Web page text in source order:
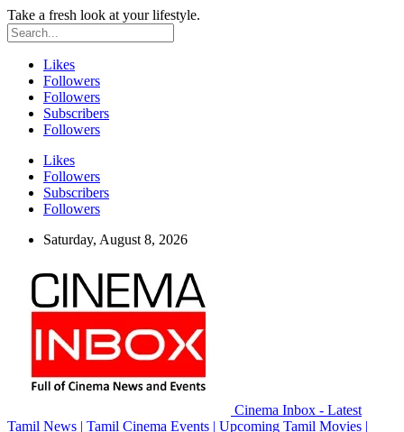
Take a fresh look at your lifestyle.
Likes
Followers
Followers
Subscribers
Followers
Likes
Followers
Subscribers
Followers
Saturday, August 8, 2026
Cinema Inbox - Latest
Tamil News | Tamil Cinema Events | Upcoming Tamil Movies |